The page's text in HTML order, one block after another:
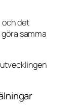
och det
samma